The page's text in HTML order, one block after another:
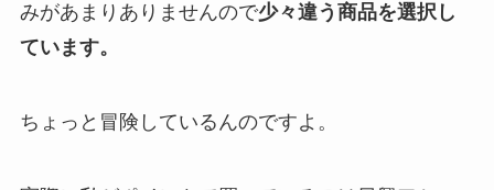
みがあまりありませんので少々違う商品を選択し
ています。
ちょっと冒険しているんのですよ。